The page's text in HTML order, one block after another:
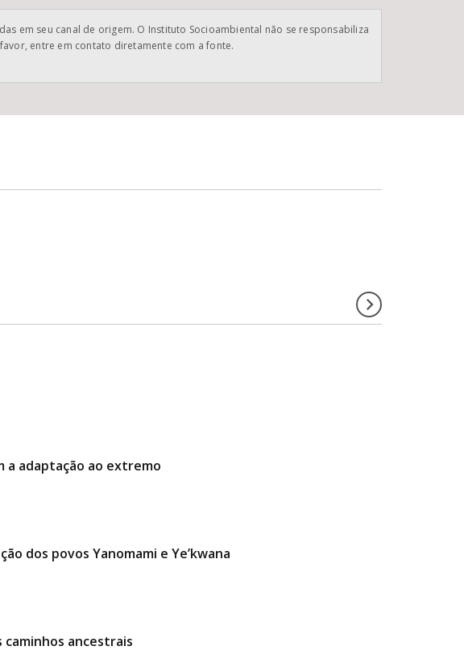
em seu canal de origem. O Instituto Socioambiental não se responsabiliza
entre em contato diretamente com a fonte.
a adaptação ao extremo
dos povos Yanomami e Ye’kwana
ancestrais